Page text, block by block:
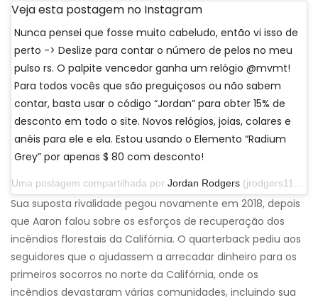
Veja esta postagem no Instagram
Nunca pensei que fosse muito cabeludo, então vi isso de
perto -> Deslize para contar o número de pelos no meu
pulso rs. O palpite vencedor ganha um relógio @mvmt!
Para todos vocês que são preguiçosos ou não sabem
contar, basta usar o código “Jordan” para obter 15% de
desconto em todo o site. Novos relógios, joias, colares e
anéis para ele e ela. Estou usando o Elemento “Radium
Grey” por apenas $ 80 com desconto!
Uma postagem compartilhada por Jordan Rodgers (jrodgers11) em 29 de setembro de 2019 às 13h07 PDT
Sua suposta rivalidade pegou novamente em 2018, depois
que Aaron falou sobre os esforços de recuperação dos
incêndios florestais da Califórnia. O quarterback pediu aos
seguidores que o ajudassem a arrecadar dinheiro para os
primeiros socorros no norte da Califórnia, onde os
incêndios devastaram várias comunidades, incluindo sua